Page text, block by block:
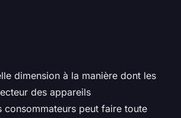
dimension à la manière dont les
des appareils
consommateurs peut faire toute